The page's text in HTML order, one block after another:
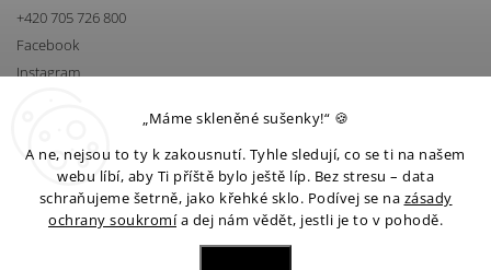
„Máme skleněné sušenky!“ 🍪
A ne, nejsou to ty k zakousnutí. Tyhle sledují, co se ti na našem
webu líbí, aby Ti příště bylo ještě líp. Bez stresu – data
schraňujeme šetrně, jako křehké sklo. Podívej se na zásady
ochrany soukromía dej nám vědět, jestli je to v pohodě.
+420 705 726 800
Facebook
Instagram